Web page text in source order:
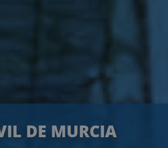
DE MURCIA